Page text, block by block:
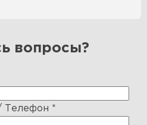
вопросы?
Телефон *